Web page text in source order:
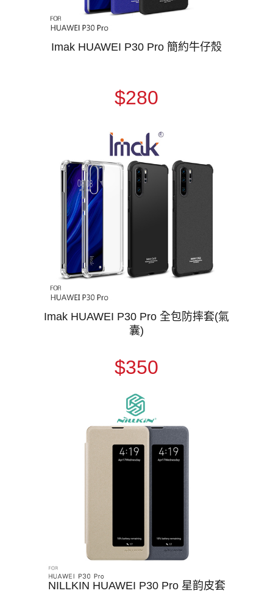
Imak HUAWEI P30 Pro 簡約牛仔殼
$280
Imak HUAWEI P30 Pro 全包防摔套(氣
囊)
$350
NILLKIN HUAWEI P30 Pro 星韵皮套